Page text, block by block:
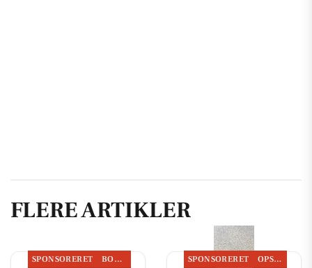
FLERE ARTIKLER
SPONSORERET BOLIGMARKED SPONSORERET OPSLAGSTAVLEN